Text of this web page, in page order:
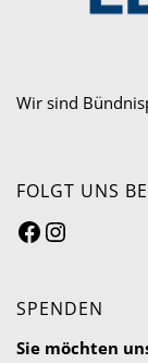
Wir sind
FOLGT UNS
SPENDEN
Sie möchten